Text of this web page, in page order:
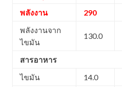
พลังงาน 290
พลังงานจาก
ไขมัน
130.0
สารอาหาร
ไขมัน
14.0